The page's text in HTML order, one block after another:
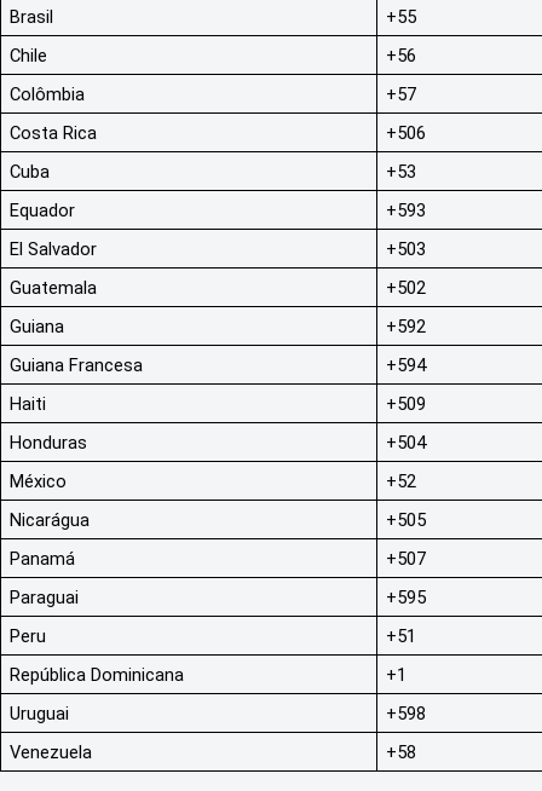
Brasil
+55
Chile
+56
Colômbia
+57
Costa Rica
+506
Cuba
+53
Equador
+593
El Salvador
+503
Guatemala
+502
Guiana
+592
Guiana Francesa
+594
Haiti
+509
Honduras
+504
México
+52
Nicarágua
+505
Panamá
+507
Paraguai
+595
Peru
+51
República Dominicana
+1
Uruguai
+598
Venezuela
+58